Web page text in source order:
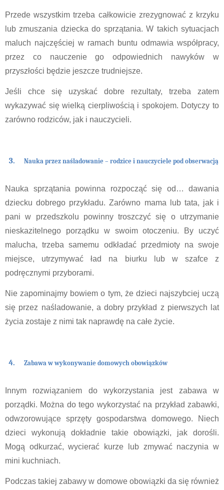
Przede wszystkim trzeba całkowicie zrezygnować z krzyku
lub zmuszania dziecka do sprzątania. W takich sytuacjach
maluch najczęściej w ramach buntu odmawia współpracy,
przez co nauczenie go odpowiednich nawyków w
przyszłości będzie jeszcze trudniejsze.
Jeśli chce się uzyskać dobre rezultaty, trzeba zatem
wykazywać się wielką cierpliwością i spokojem. Dotyczy to
zarówno rodziców, jak i nauczycieli.
Nauka przez naśladowanie – rodzice i nauczyciele pod obserwacją
Nauka sprzątania powinna rozpocząć się od… dawania
dziecku dobrego przykładu. Zarówno mama lub tata, jak i
pani w przedszkolu powinny troszczyć się o utrzymanie
nieskazitelnego porządku w swoim otoczeniu. By uczyć
malucha, trzeba samemu odkładać przedmioty na swoje
miejsce, utrzymywać ład na biurku lub w szafce z
podręcznymi przyborami.
Nie zapominajmy bowiem o tym, że dzieci najszybciej uczą
się przez naśladowanie, a dobry przykład z pierwszych lat
życia zostaje z nimi tak naprawdę na całe życie.
Zabawa w wykonywanie domowych obowiązków
Innym rozwiązaniem do wykorzystania jest zabawa w
porządki. Można do tego wykorzystać na przykład zabawki,
odwzorowujące sprzęty gospodarstwa domowego. Niech
dzieci wykonują dokładnie takie obowiązki, jak dorośli.
Mogą odkurzać, wycierać kurze lub zmywać naczynia w
mini kuchniach.
Podczas takiej zabawy w domowe obowiązki da się również